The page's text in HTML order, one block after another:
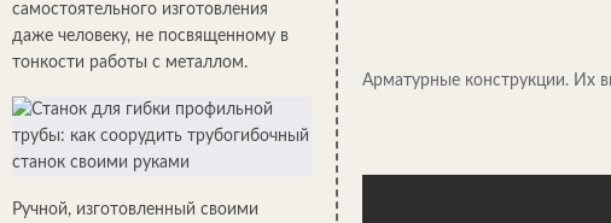
самостоятельного изготовления
даже человеку, не посвященному в
тонкости работы с металлом.
Ручной, изготовленный своими
Арматурные конструкции. Их